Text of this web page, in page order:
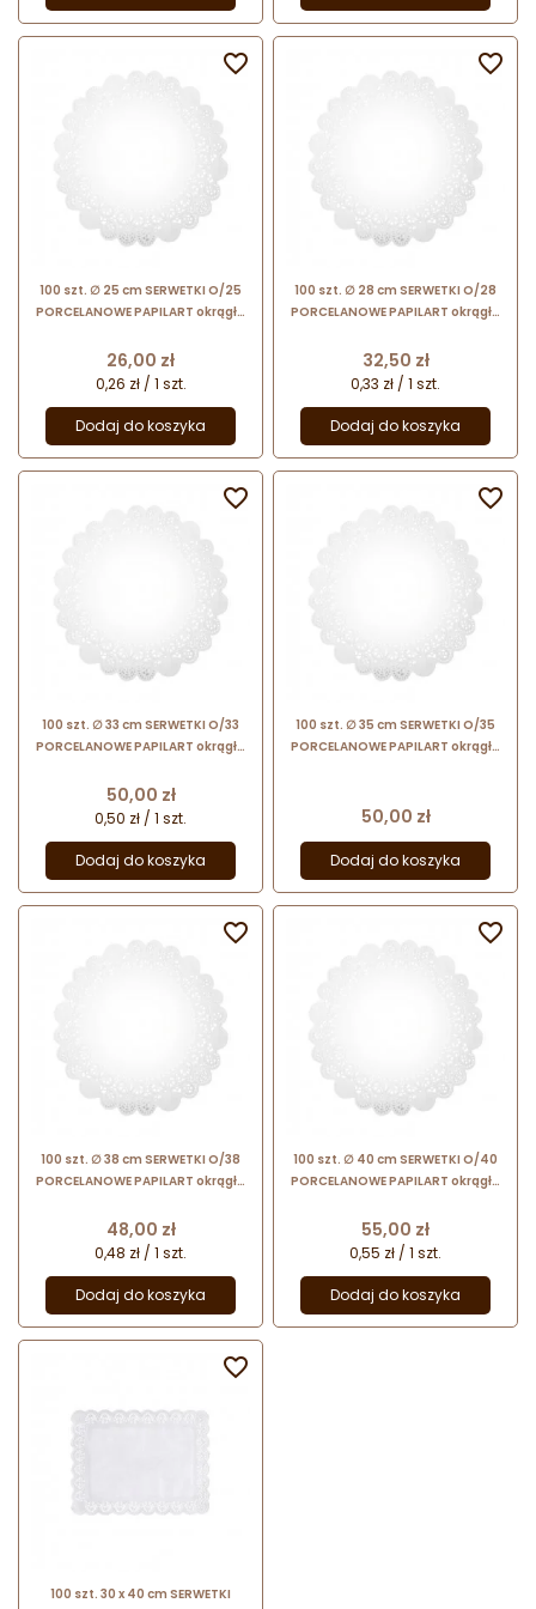
100 szt. ∅ 25 cm SERWETKI O/25
PORCELANOWE PAPILART okrągłe
Cena
26,00 zł
0,26 zł / 1 szt.
Dodaj do koszyka

100 szt. ∅ 28 cm SERWETKI O/28
PORCELANOWE PAPILART okrągłe
Cena
32,50 zł
0,33 zł / 1 szt.
Dodaj do koszyka

100 szt. ∅ 33 cm SERWETKI O/33
PORCELANOWE PAPILART okrągłe
Cena
50,00 zł
0,50 zł / 1 szt.
Dodaj do koszyka

100 szt. ∅ 35 cm SERWETKI O/35
PORCELANOWE PAPILART okrągłe
Cena
50,00 zł
Dodaj do koszyka

100 szt. ∅ 38 cm SERWETKI O/38
PORCELANOWE PAPILART okrągłe
Cena
48,00 zł
0,48 zł / 1 szt.
Dodaj do koszyka

100 szt. ∅ 40 cm SERWETKI O/40
PORCELANOWE PAPILART okrągłe
Cena
55,00 zł
0,55 zł / 1 szt.
Dodaj do koszyka

100 szt. 30 x 40 cm SERWETKI
